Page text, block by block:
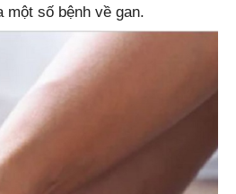
số bệnh về gan.